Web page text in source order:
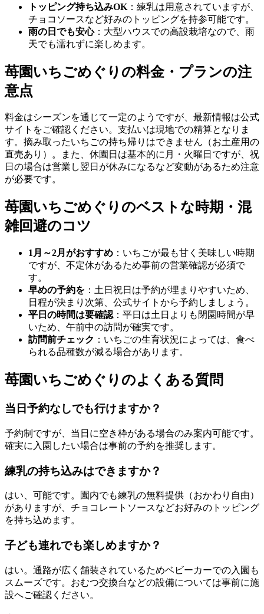
トッピング持ち込みOK ：練乳は用意されていますが、
チョコソースなど好みのトッピングを持参可能です。
雨の日でも安心：大型ハウスでの高設栽培なので、雨
天でも濡れずに楽しめます。
苺園いちごめぐりの料金・プランの注
意点
料金はシーズンを通じて一定のようですが、最新情報は公式
サイトをご確認ください。支払いは現地での精算となりま
す。摘み取ったいちごの持ち帰りはできません（お土産用の
直売あり）。また、休園日は基本的に月・火曜日ですが、祝
日の場合は営業し翌日が休みになるなど変動があるため注意
が必要です。
苺園いちごめぐりのベストな時期・混
雑回避のコツ
1月～2月がおすすめ ：いちごが最も甘く美味しい時期
ですが、不定休があるため事前の営業確認が必須で
す。
早めの予約を ：土日祝日は予約が埋まりやすいため、
日程が決まり次第、公式サイトから予約しましょう。
平日の時間は要確認 ：平日は土日よりも閉園時間が早
いため、午前中の訪問が確実です。
訪問前チェック ：いちごの生育状況によっては、食べ
られる品種数が減る場合があります。
苺園いちごめぐりのよくある質問
当日予約なしでも行けますか？
予約制ですが、当日に空き枠がある場合のみ案内可能です。
確実に入園したい場合は事前の予約を推奨します。
練乳の持ち込みはできますか？
はい、可能です。園内でも練乳の無料提供（おかわり自由）
がありますが、チョコレートソースなどお好みのトッピング
を持ち込めます。
子ども連れでも楽しめますか？
はい。通路が広く舗装されているためベビーカーでの入園も
スムーズです。おむつ交換台などの設備については事前に施
設へご確認ください。